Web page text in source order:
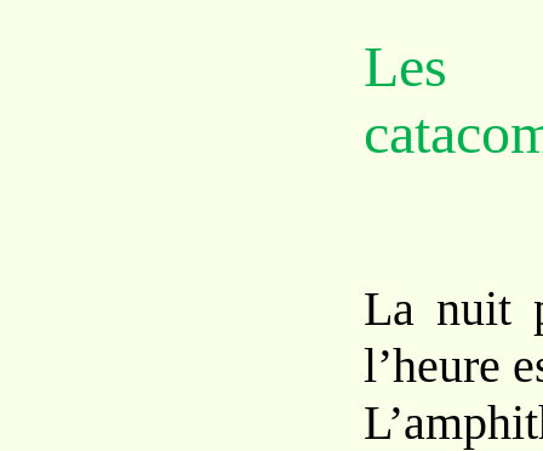
Les
La nuit
l’heure